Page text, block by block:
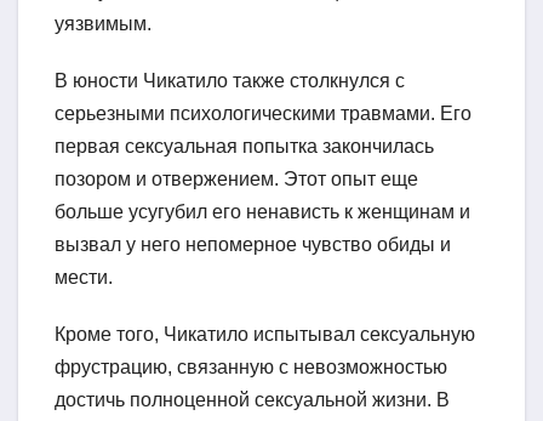
уязвимым.
В юности Чикатило также столкнулся с
серьезными психологическими травмами. Его
первая сексуальная попытка закончилась
позором и отвержением. Этот опыт еще
больше усугубил его ненависть к женщинам и
вызвал у него непомерное чувство обиды и
мести.
Кроме того, Чикатило испытывал сексуальную
фрустрацию, связанную с невозможностью
достичь полноценной сексуальной жизни. В